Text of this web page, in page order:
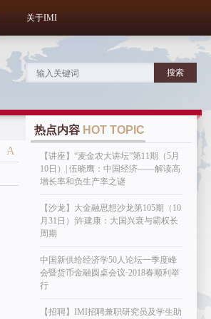
关于IMI
A
热点内容 HOT TOPIC
【讲座】“麦金农大讲坛”第11期（5月
10日）| 伍晓鹰：中国经济——解读高
增长率和负生产率之谜
【沙龙】大金融思想沙龙第105期（10
月31日）|许建康：大国兴衰与霸权长
周期
中国新供给经济学50人论坛一季度峰
会暨货币金融圆桌会议·2018春顺利举
行
【招聘】IMI招聘兼职研究员及学生助